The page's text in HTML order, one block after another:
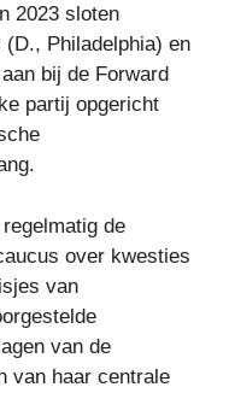
2023 sloten
Philadelphia) en
bij de Forward
partij opgericht
de
over kwesties
van
van de
van haar centrale